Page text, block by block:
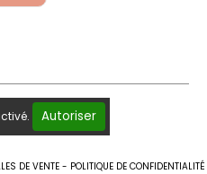
Autoriser
DE VENTE POLITIQUE DE CONFIDENTIALITÉ